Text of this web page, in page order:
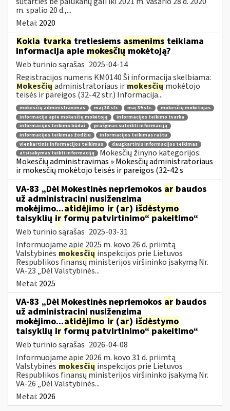
m. spalio 20 d.,...
Metai: 2020
Kokia tvarka tretiesiems asmenims teikiama
informacija apie mokesčiųmokėtoją?
Web turinio sąrašas 2025-04-14
Registracijos numeris KM0140 Ši informacija skelbiama:
Mokesčių administratoriaus ir mokesčių mokėtojo
teisės ir pareigos (32-42 str.) Informacija...
mokesčių administravimas maį 38 str. maį 39 str.
mokesčių mokėtojas
informacija apie mokesčių mokėtoją
informacijos teikimo tvarka
informacijos teikimo būdai
prašymas suteikti informaciją
informacijos teikimas žodžiu
informacijos teikimas raštu
vienkartinis informacijos teikimas
daugkartinis informacijos teikimas
atsisakymas teikti informaciją
Mokesčių žinyno kategorijos:
Mokesčių administravimas » Mokesčių administratoriaus
ir mokesčių mokėtojo teisės ir pareigos (32-42 s
VA-83 „Dėl Mokestinės nepriemokos ar baudos
už administracinį nusižengimą
mokėjimo...atidėjimo ir (ar) išdėstymo
taisyklių ir formų patvirtinimo“ pakeitimo“
Web turinio sąrašas 2025-03-31
Informuojame apie 2025 m. kovo 26 d. priimtą
Valstybinės mokesčių inspekcijos prie Lietuvos
Respublikos finansų ministerijos viršininko įsakymą Nr.
VA-23 „Dėl Valstybinės...
Metai: 2025
VA-83 „Dėl Mokestinės nepriemokos ar baudos
už administracinį nusižengimą
mokėjimo...atidėjimo ir (ar) išdėstymo
taisyklių ir formų patvirtinimo“ pakeitimo“
Web turinio sąrašas 2026-04-08
Informuojame apie 2026 m. kovo 31 d. priimtą
Valstybinės mokesčių inspekcijos prie Lietuvos
Respublikos finansų ministerijos viršininko įsakymą Nr.
VA-26 „Dėl Valstybinės...
Metai: 2026